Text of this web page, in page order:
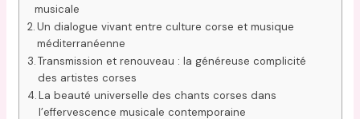
musicale
Un dialogue vivant entre culture corse et musique
méditerranéenne
Transmission et renouveau : la généreuse complicité
des artistes corses
La beauté universelle des chants corses dans
l’effervescence musicale contemporaine